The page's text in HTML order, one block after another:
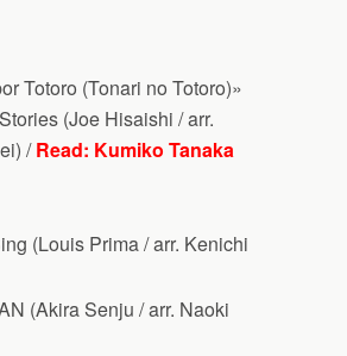
Totoro (Tonari no Totoro)»
(Joe Hisaishi / arr.
/Read: Kumiko Tanaka
(Louis Prima / arr. Kenichi
(Akira Senju / arr. Naoki